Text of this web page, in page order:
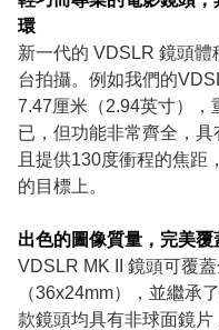
環
新一代的 VDSLR 鏡頭
台拍攝。例如我們的
7.47厘米（2.94英寸），
已，但功能非常齊全，
且提供130度衝程的焦距
的目標上。
出色的圖像質量，完美
VDSLR MK II 鏡頭可覆
（36x24mm），並繼承
款鏡頭均具有非球面鏡